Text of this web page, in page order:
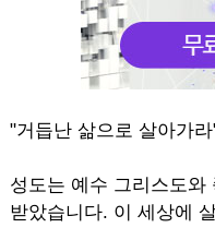
"거듭난 삶으로 살아가
성도는 예수 그리스도와
받았습니다. 이 세상에